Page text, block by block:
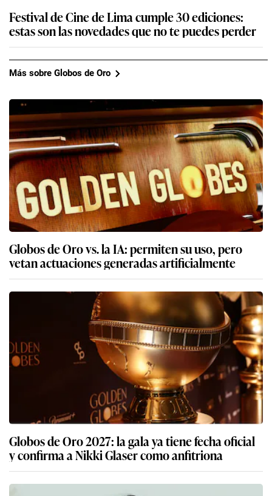
Festival de Cine de Lima cumple 30 ediciones:
estas son las novedades que no te puedes perder
Más sobre Globos de Oro
Globos de Oro vs. la IA: permiten su uso, pero
vetan actuaciones generadas artificialmente
Globos de Oro 2027: la gala ya tiene fecha oficial
y confirma a Nikki Glaser como anfitriona